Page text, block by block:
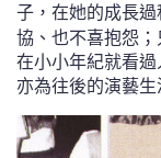
子，在她的成長
協、也不喜抱怨
在小小年紀就看
亦為往後的演藝